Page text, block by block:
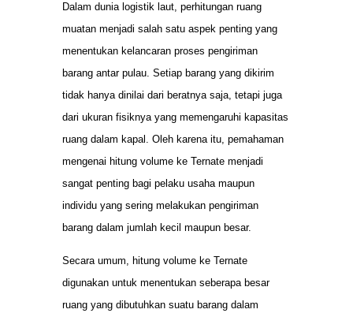
Dalam dunia logistik laut, perhitungan ruang
muatan menjadi salah satu aspek penting yang
menentukan kelancaran proses pengiriman
barang antar pulau. Setiap barang yang dikirim
tidak hanya dinilai dari beratnya saja, tetapi juga
dari ukuran fisiknya yang memengaruhi kapasitas
ruang dalam kapal. Oleh karena itu, pemahaman
mengenai hitung volume ke Ternate menjadi
sangat penting bagi pelaku usaha maupun
individu yang sering melakukan pengiriman
barang dalam jumlah kecil maupun besar.
Secara umum, hitung volume ke Ternate
digunakan untuk menentukan seberapa besar
ruang yang dibutuhkan suatu barang dalam